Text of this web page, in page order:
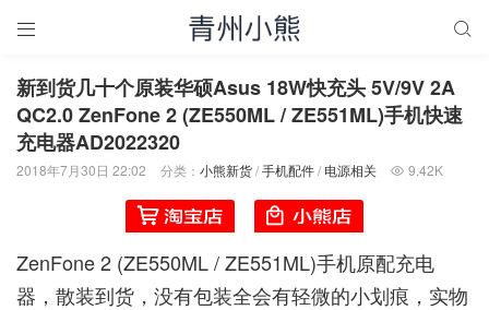
 
新到货几十个原装华硕Asus 18W快充头 5V/9V 2A
QC2.0 ZenFone 2 (ZE550ML / ZE551ML)手机快速
充电器AD2022320
2018年7月30日 22:02 分类： 小熊新货/手机配件/ 电源相关  9.42K
ZenFone 2 (ZE550ML / ZE551ML)手机原配充电
器，散装到货，没有包装全会有轻微的小划痕，实物